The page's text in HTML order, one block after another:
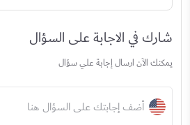
شارك في الاجابة على السؤال
يمكنك الآن ارسال إجابة علي سؤال
أضف إجابتك على السؤال هنا